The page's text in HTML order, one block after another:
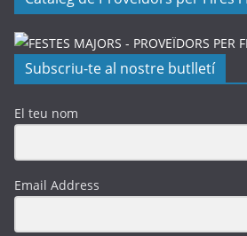
Subscriu-te al nostre butlletí
El teu nom
Email Address